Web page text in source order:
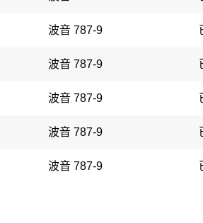
波音 787-9
波音 787-9
波音 787-9
波音 787-9
波音 787-9